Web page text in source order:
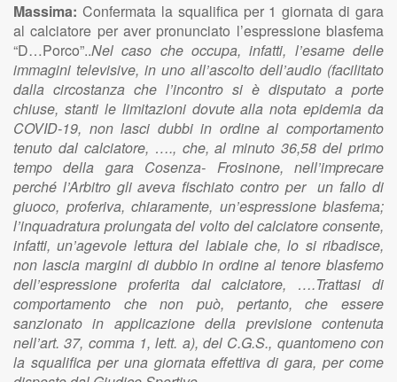
Massima: Confermata la squalifica per 1 giornata di gara
al calciatore per aver pronunciato l’espressione blasfema
“D…Porco”..Nel caso che occupa, infatti, l’esame delle
immagini televisive, in uno all’ascolto dell’audio (facilitato
dalla circostanza che l’incontro si è disputato a porte
chiuse, stanti le limitazioni dovute alla nota epidemia da
COVID-19, non lasci dubbi in ordine al comportamento
tenuto dal calciatore, …., che, al minuto 36,58 del primo
tempo della gara Cosenza- Frosinone, nell’imprecare
perché l’Arbitro gli aveva fischiato contro per un fallo di
giuoco, proferiva, chiaramente, un’espressione blasfema;
l’inquadratura prolungata del volto del calciatore consente,
infatti, un’agevole lettura del labiale che, lo si ribadisce,
non lascia margini di dubbio in ordine al tenore blasfemo
dell’espressione proferita dal calciatore, ….Trattasi di
comportamento che non può, pertanto, che essere
sanzionato in applicazione della previsione contenuta
nell’art. 37, comma 1, lett. a), del C.G.S., quantomeno con
la squalifica per una giornata effettiva di gara, per come